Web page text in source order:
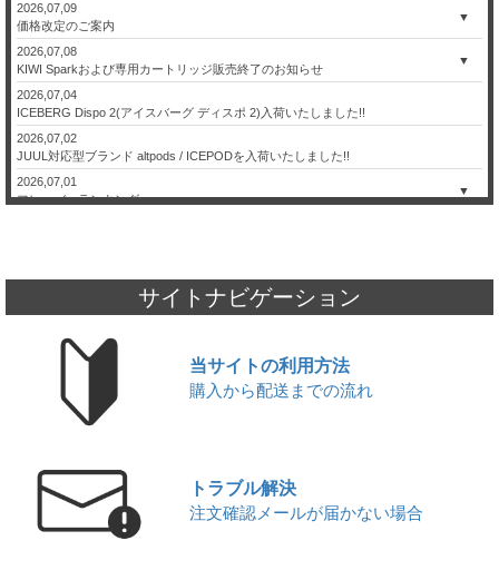
▼
2026,07,09
価格改定のご案内
▼
2026,07,08
KIWI Sparkおよび専用カートリッジ販売終了のお知らせ
2026,07,04
ICEBERG Dispo 2(アイスバーグ ディスポ 2)入荷いたしました!!
2026,07,02
JUUL対応型ブランド altpods / ICEPODを入荷いたしました!!
▼
2026,07,01
フレーバーランキング
JUUL本体と純正カートリッジ入荷のお知らせ
2026,06,17
ICEBERG Dispo 2(アイスバーグ ディスポ 2)入荷いたしました!!
2026,06,13
JUUL対応型ブランド altpods / ICEPODを入荷いたしました!!
2026,05,29
【本日限定】ワールドカップ開催記念セール第2弾
2026,05,27
サイトナビゲーション
当サイトの利用方法
購入から配送までの流れ
トラブル解決
注文確認メールが届かない場合